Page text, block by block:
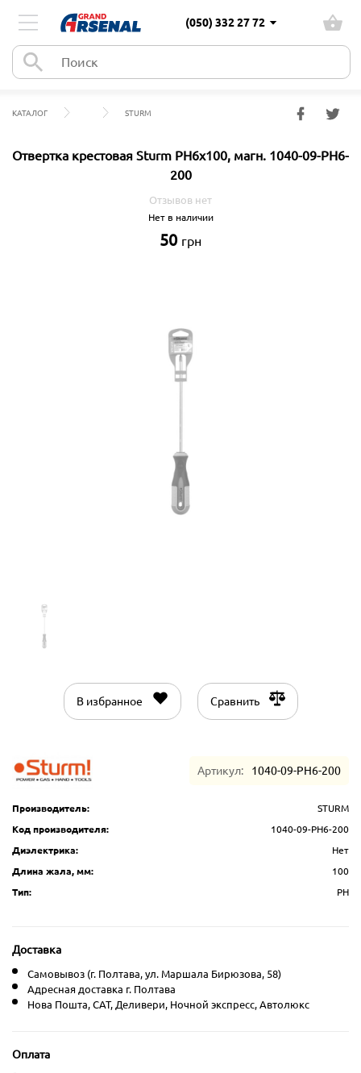
(050) 332 27 72
КАТАЛОГ STURM
Отвертка крестовая Sturm PH6x100, магн. 1040-09-PH6-
200
Отзывов нет
Нет в наличии
50 грн
В избранное Сравнить
Артикул: 1040-09-PH6-200
Производитель:
STURM
Код производителя:
1040-09-PH6-200
Диэлектрика:
Нет
Длина жала, мм:
100
Тип:
PH
Доставка
Самовывоз (г. Полтава, ул. Маршала Бирюзова, 58)
Адресная доставка г. Полтава
Нова Пошта, CAT, Деливери, Ночной экспресс, Автолюкс
Оплата